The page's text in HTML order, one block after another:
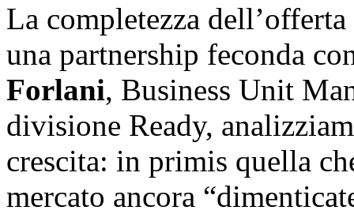
La completezza
una partnership feconda
Forlani, Business Unit
divisione Ready,
crescita: in primis quella
mercato ancora